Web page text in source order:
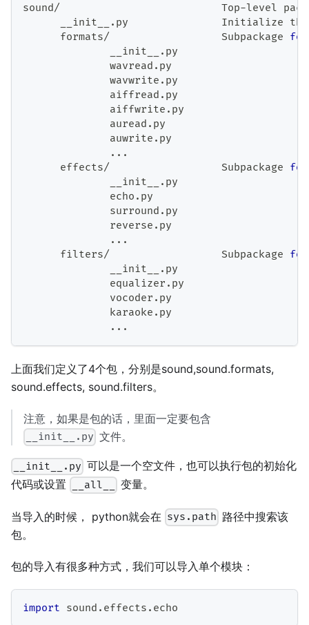
sound/
                          Top
-level
      __init__
. py               Initialize the
      formats
/
                  Subpackage
for
              __init__
. py
              wavread
. py
              wavwrite
. py
              aiffread
. py
              aiffwrite
. py
              auread
. py
              auwrite
. py
. . .
      effects
/
                  Subpackage
for
              __init__
. py
              echo
. py
              surround
. py
              reverse
. py
. . .
      filters
/
                  Subpackage
for
              __init__
. py
              equalizer
. py
              vocoder
. py
              karaoke
. py
. . .
上面我们定义了4个包，分别是sound,sound.formats,
sound.effects, sound.filters。
注意，如果是包的话，里面一定要包含
__init__.py 文件。
__init__.py 可以是一个空文件，也可以执行包的初始化
代码或设置
__all__ 变量。
当导入的时候， python就会在 sys.path 路径中搜索该
包。
包的导入有很多种方式，我们可以导入单个模块：
import sound . effects . echo